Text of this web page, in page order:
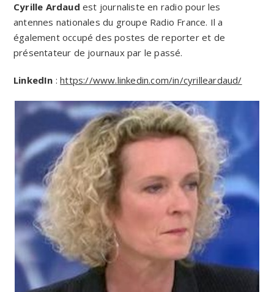
Cyrille Ardaud est journaliste en radio pour les
antennes nationales du groupe Radio France. Il a
également occupé des postes de reporter et de
présentateur de journaux par le passé.
LinkedIn :https://www.linkedin.com/in/cyrilleardaud/